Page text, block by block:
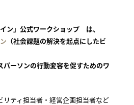
イン」公式ワークショップ は、
（社会課題の解決を起点にしたビ
パーソンの行動変容を促すためのワ
リティ担当者・経営企画担当者など